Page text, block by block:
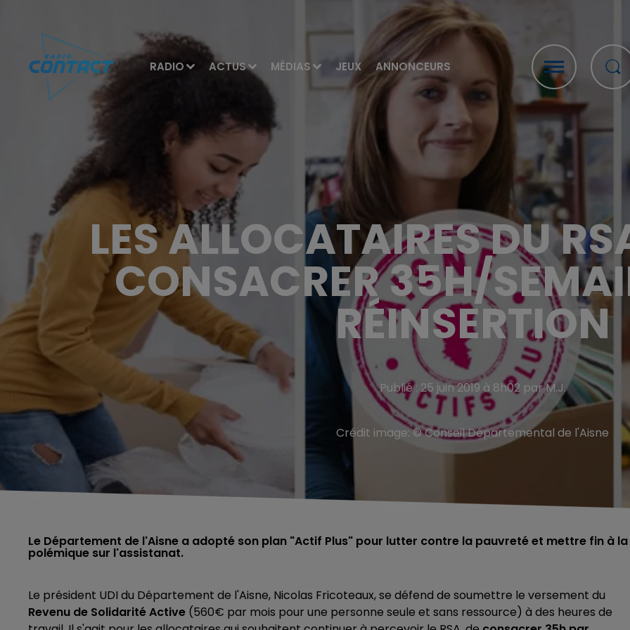
RADIO ACTUS MÉDIAS JEUX ANNONCEURS
LES ALLOCATAIRES DU
CONSACRER 35H/
RÉINSERTION
Publié : 25 juin 2019 à 8h02 par M.J.
Crédit image:© Conseil Départemental de l'Aisne
Le Département de l'Aisne a adopté son plan "Actif Plus" pour lutter contre la pauvreté et mettre fin à la
polémique sur l'assistanat.
Le président UDI du Département de l'Aisne, Nicolas Fricoteaux, se défend de soumettre le versement du
Revenu de Solidarité Active (560€ par mois pour une personne seule et sans ressource) à des heures de